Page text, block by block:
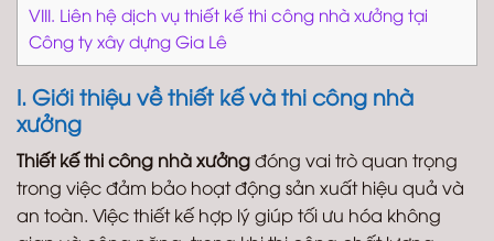
VIII. Liên hệ dịch vụ thiết kế thi công nhà xưởng tại
Công ty xây dựng Gia Lê
I. Giới thiệu về thiết kế và thi công nhà
xưởng
Thiết kế thi công nhà xưởngđóng vai trò quan trọng
trong việc đảm bảo hoạt động sản xuất hiệu quả và
an toàn. Việc thiết kế hợp lý giúp tối ưu hóa không